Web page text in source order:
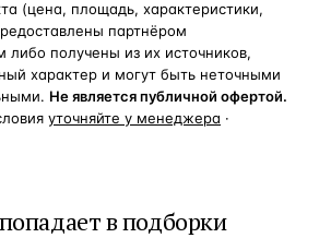
(цена, площадь, характеристики,
партнёром
либо получены из их источников,
характер и могут быть неточными
Не является публичной офертой.
уточняйте у менеджера ·
в подборки